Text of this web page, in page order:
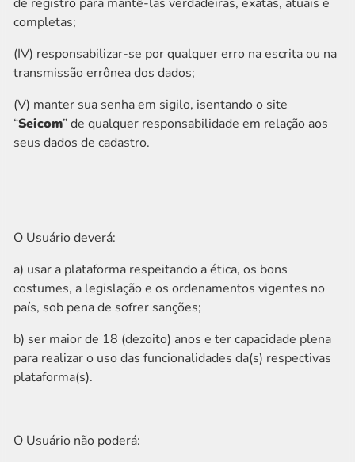
completas;
(IV) responsabilizar-se por qualquer erro na escrita ou na
transmissão errônea dos dados;
(V) manter sua senha em sigilo, isentando o site
“Seicom” de qualquer responsabilidade em relação aos
seus dados de cadastro.
O Usuário deverá:
a) usar a plataforma respeitando a ética, os bons
costumes, a legislação e os ordenamentos vigentes no
país, sob pena de sofrer sanções;
b) ser maior de 18 (dezoito) anos e ter capacidade plena
para realizar o uso das funcionalidades da(s) respectivas
plataforma(s).
O Usuário não poderá: